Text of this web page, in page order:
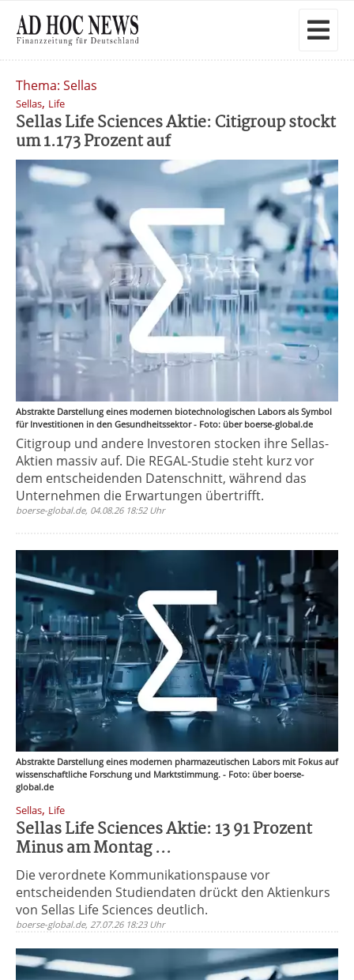
Thema: Sellas
Sellas, Life
Sellas Life Sciences Aktie: Citigroup stockt
um 1.173 Prozent auf
Abstrakte Darstellung eines modernen biotechnologischen Labors als Symbol
für Investitionen in den Gesundheitssektor - Foto: über boerse-global.de
Citigroup und andere Investoren stocken ihre Sellas-
Aktien massiv auf. Die REGAL-Studie steht kurz vor
dem entscheidenden Datenschnitt, während das
Unternehmen die Erwartungen übertrifft.
boerse-global.de, 04.08.26 18:52 Uhr
Abstrakte Darstellung eines modernen pharmazeutischen Labors mit Fokus auf
wissenschaftliche Forschung und Marktstimmung. - Foto: über boerse-
global.de
Sellas, Life
Sellas Life Sciences Aktie: 13 91 Prozent
Minus am Montag ...
Die verordnete Kommunikationspause vor
entscheidenden Studiendaten drückt den Aktienkurs
von Sellas Life Sciences deutlich.
boerse-global.de, 27.07.26 18:23 Uhr